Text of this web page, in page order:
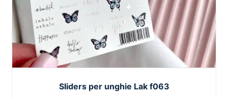
Sliders per unghie Lak f063